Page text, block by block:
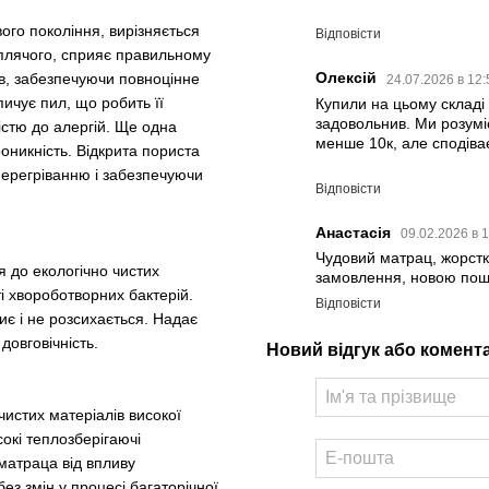
покоління, вирізняється
сприяє правильному
забезпечуючи повноцінне
пил, що робить її
до алергій. Ще одна
Відкрита пориста
і забезпечуючи
до екологічно чистих
бактерій.
і не розсихається. Надає
матеріалів високої
теплозберігаючі
від впливу
Відповісти
Олексій 24.07.2026 в
Купили на цьому
задовольнив. Ми
менше 10к, але
Відповісти
Анастасія 09.02.2026 в
Чудовий матрац,
замовлення, новою
Відповісти
Новий відгук або